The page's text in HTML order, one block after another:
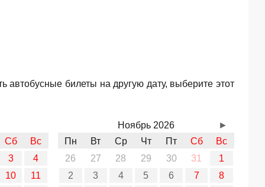
автобусные билеты на другую дату, выберите этот
Сб
Вс
3
4
10
11
Ноябрь 2026
Пн
Вт Ср Чт Пт Сб
Вс
26
27 28 29 30 31
1
2
3 4 5 6 7
8
►